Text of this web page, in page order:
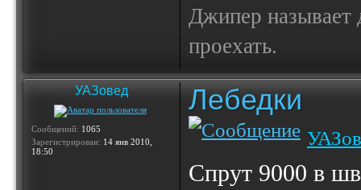
Джипер называет
проехать.
УАЗовед
Сообщений: 1065
Зарегистрирован: 14 янв 2010,
18:50
Лебедки
Спрут 9000 в